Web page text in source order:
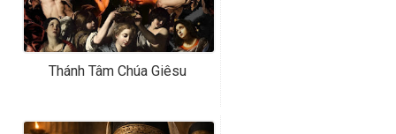
Thánh Tâm Chúa Giêsu